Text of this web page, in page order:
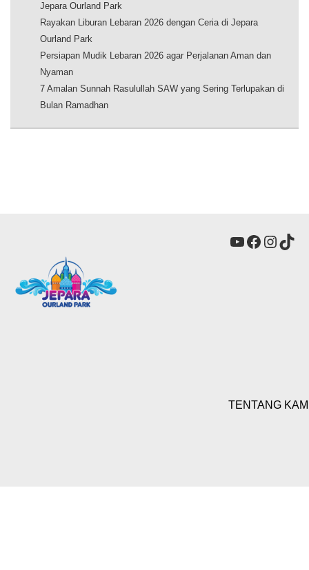
Jepara Ourland Park
Rayakan Liburan Lebaran 2026 dengan Ceria di Jepara
Ourland Park
Persiapan Mudik Lebaran 2026 agar Perjalanan Aman dan
Nyaman
7 Amalan Sunnah Rasulullah SAW yang Sering Terlupakan di
Bulan Ramadhan
YouTube
TENTANG